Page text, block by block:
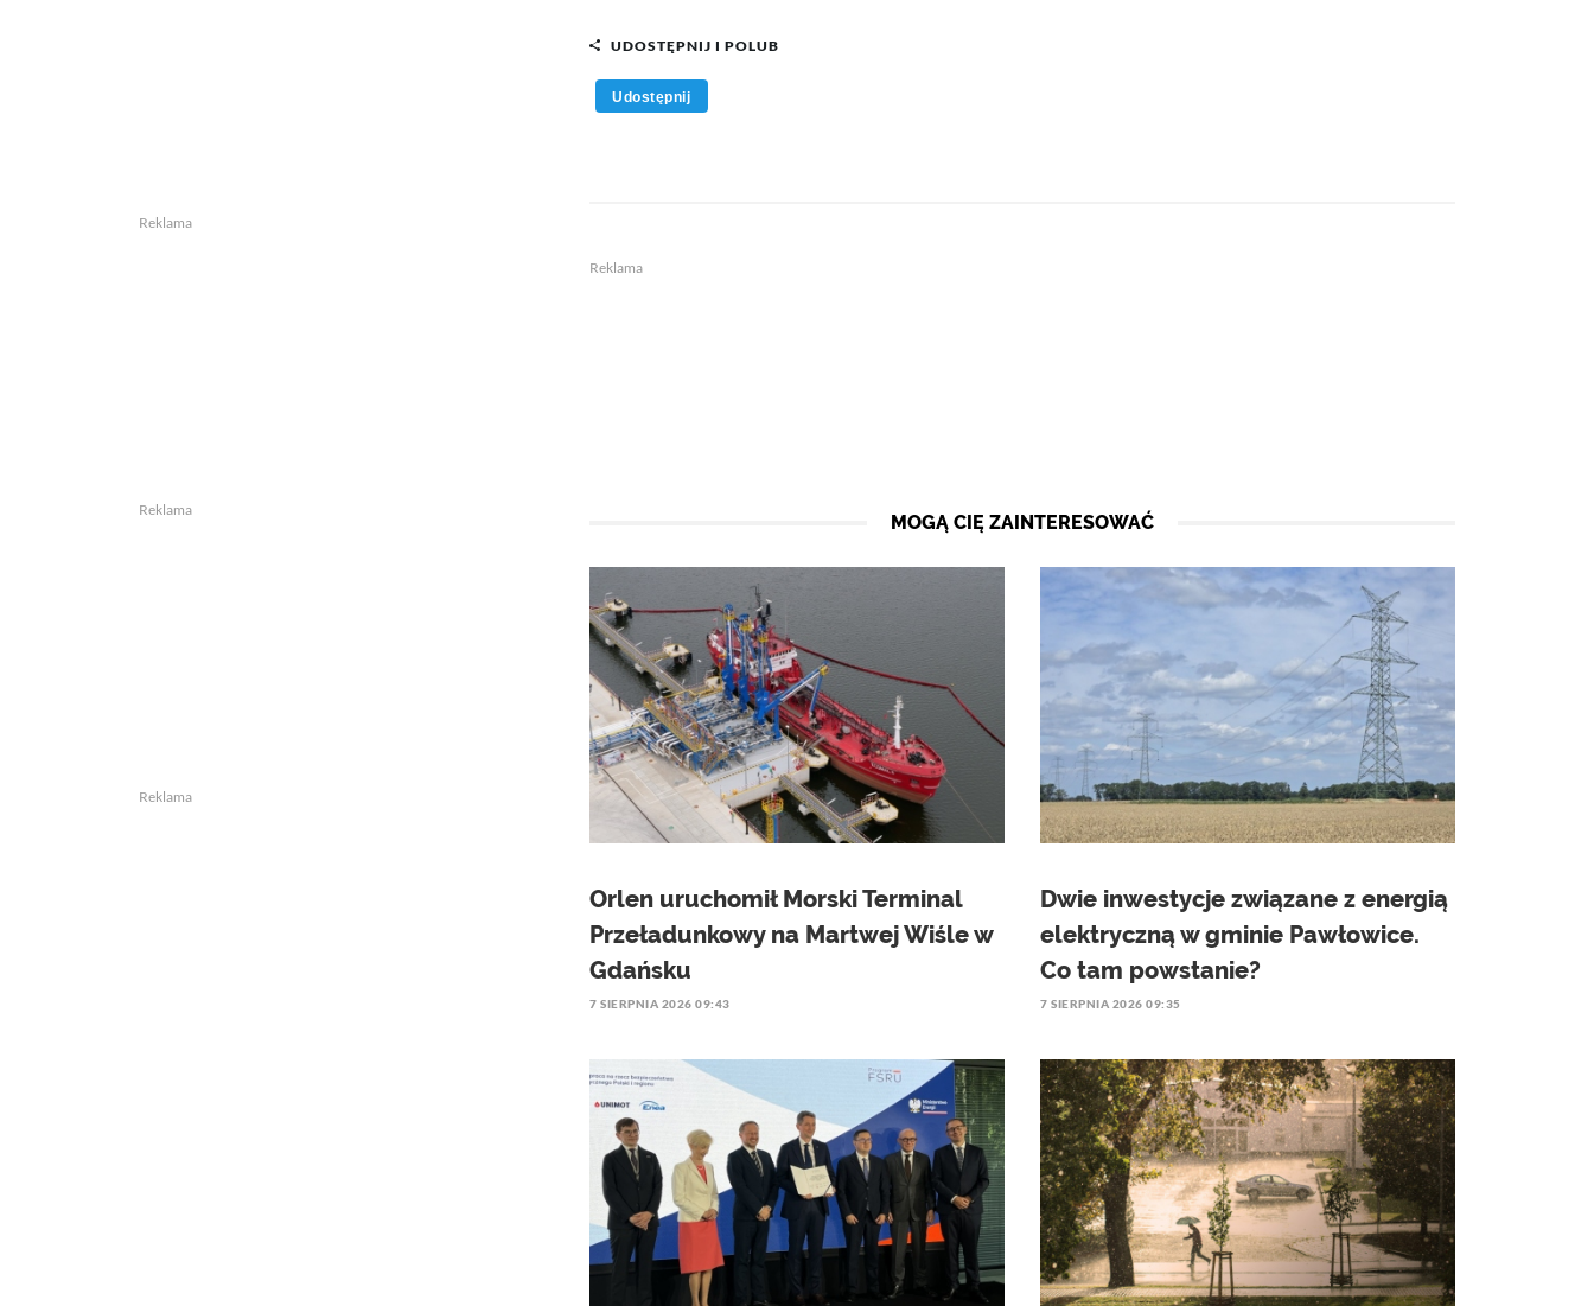
UDOSTĘPNIJ I POLUB
Udostępnij
Reklama
MOGĄ CIĘ ZAINTERESOWAĆ
Orlen uruchomił Morski Terminal
Przeładunkowy na Martwej Wiśle w
Gdańsku
7 SIERPNIA 2026 09:43
Dwie inwestycje związane z energią
elektryczną w gminie Pawłowice.
Co tam powstanie?
7 SIERPNIA 2026 09:35
Reklama
Reklama
Reklama